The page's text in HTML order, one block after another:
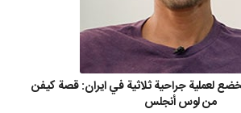
لعملية جراحية ثلاثية في ايران: قصة كيفن
من لوس أنجلس